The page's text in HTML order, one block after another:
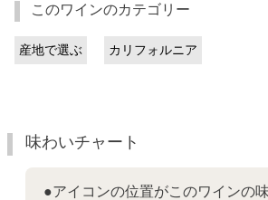
このワインのカテゴリー
産地で選ぶ カリフォルニア
味わいチャート
●アイコンの位置がこのワインの